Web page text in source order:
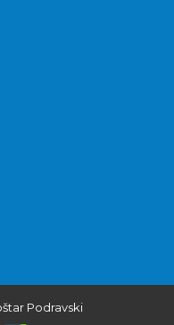
Podravski